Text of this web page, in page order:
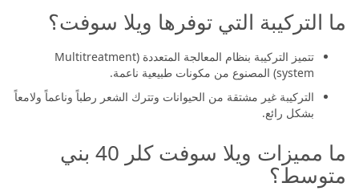
ما التركيبة التي توفرها ويلا سوفت؟
تتميز التركيبة بنظام المعالجة المتعددة (Multitreatment
system) المصنوع من مكونات طبيعية ناعمة.
التركيبة غير مشتقة من الحيوانات وتترك الشعر رطباً وناعماً ولامعاً
بشكل رائع.
ما مميزات ويلا سوفت كلر 40 بني
متوسط؟